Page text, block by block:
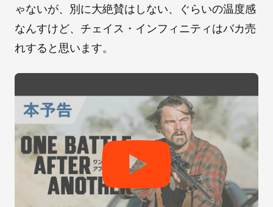
ゃないが、別に大絶賛はしない、ぐらいの温度感
なんすけど、チェイス・インフィニティはバカ売
れすると思います。